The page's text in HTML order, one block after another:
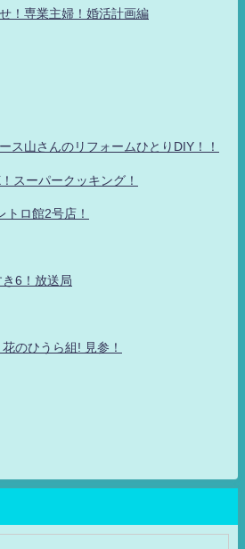
！専業主婦！婚活計画編
ス山さんのリフォームひとりDIY！！
スーパークッキング！
トロ館2号店！
6！放送局
のひうら組! 見参！